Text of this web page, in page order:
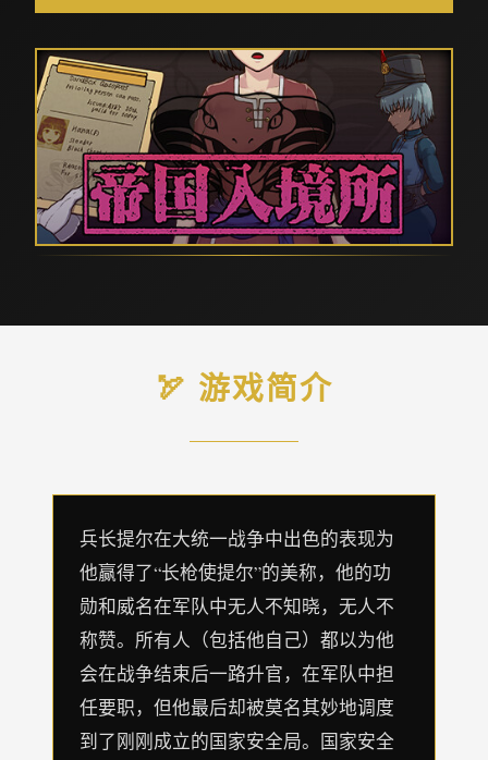
🏹 游戏简介
兵长提尔在大统一战争中出色的表现为
他赢得了“长枪使提尔”的美称，他的功
勋和威名在军队中无人不知晓，无人不
称赞。所有人（包括他自己）都以为他
会在战争结束后一路升官，在军队中担
任要职，但他最后却被莫名其妙地调度
到了刚刚成立的国家安全局。国家安全